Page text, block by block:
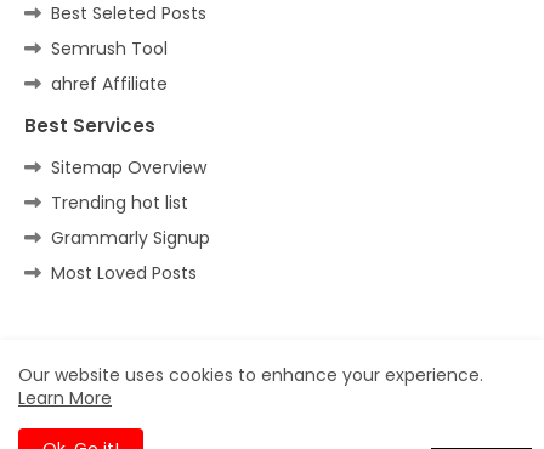
Best Seleted Posts
Semrush Tool
ahref Affiliate
Best Services
Sitemap Overview
Trending hot list
Grammarly Signup
Most Loved Posts
Home Contact us Privacy Policy
Our website uses cookies to enhance your experience.
Learn More